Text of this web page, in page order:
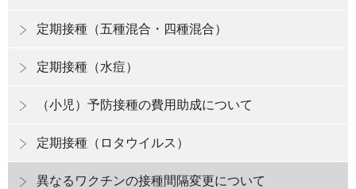
定期接種（五種混合・四種混合）
定期接種（水痘）
（小児）予防接種の費用助成について
定期接種（ロタウイルス）
異なるワクチンの接種間隔変更について